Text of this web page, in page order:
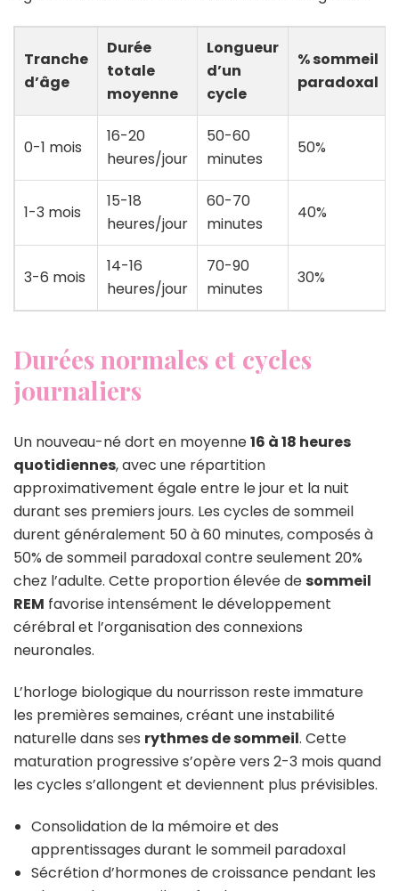
Tranche
d’âge
Durée
totale
moyenne
Longueur
d’un
cycle
% sommeil
paradoxal
0-1 mois
16-20
heures/jour
50-60
minutes
50%
1-3 mois
15-18
heures/jour
60-70
minutes
40%
3-6 mois
14-16
heures/jour
70-90
minutes
30%
Durées normales et cycles
journaliers
Un nouveau-né dort en moyenne16 à 18 heures
quotidiennes, avec une répartition
approximativement égale entre le jour et la nuit
durant ses premiers jours. Les cycles de sommeil
durent généralement 50 à 60 minutes, composés à
50% de sommeil paradoxal contre seulement 20%
chez l’adulte. Cette proportion élevée desommeil
REM favorise intensément le développement
cérébral et l’organisation des connexions
neuronales.
L’horloge biologique du nourrisson reste immature
les premières semaines, créant une instabilité
naturelle dans ses rythmes de sommeil. Cette
maturation progressive s’opère vers 2-3 mois quand
les cycles s’allongent et deviennent plus prévisibles.
Consolidation de la mémoire et des
apprentissages durant le sommeil paradoxal
Sécrétion d’hormones de croissance pendant les